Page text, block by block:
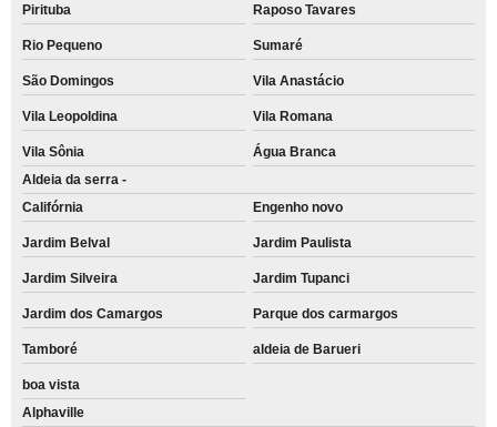
Pirituba Raposo Tavares
Rio Pequeno Sumaré
São Domingos Vila Anastácio
Vila Leopoldina Vila Romana
Vila Sônia
Água Branca
Aldeia da serra -
Califórnia
Engenho novo
Jardim Belval Jardim Paulista
Jardim Silveira Jardim Tupanci
Jardim dos Camargos Parque dos carmargos
Tamboré aldeia de Barueri
boa vista
Alphaville